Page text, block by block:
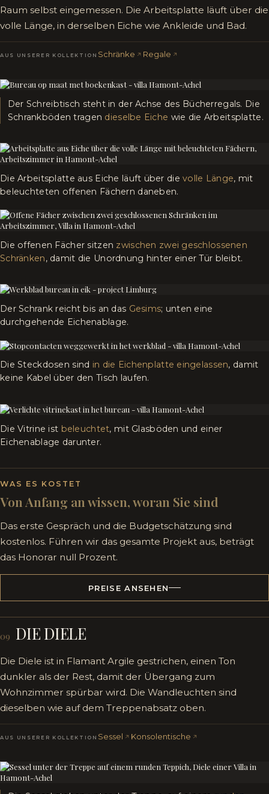
Raum selbst eingemessen. Die Arbeitsplatte läuft über die
volle Länge, in derselben Eiche wie Ankleide und Bad.
AUS UNSERER KOLLEKTION Schränke Regale
Der Schreibtisch steht in der Achse des Bücherregals. Die
Schrankböden tragen dieselbe Eiche wie die Arbeitsplatte.
Die Arbeitsplatte aus Eiche läuft über dievolle Länge, mit
beleuchteten offenen Fächern daneben.
Die offenen Fächer sitzen zwischen zwei geschlossenen
Schränken, damit die Unordnung hinter einer Tür bleibt.
Der Schrank reicht bis an das Gesims; unten eine
durchgehende Eichenablage.
Die Steckdosen sind in die Eichenplatte eingelassen, damit
keine Kabel über den Tisch laufen.
Die Vitrine ist beleuchtet, mit Glasböden und einer
Eichenablage darunter.
WAS ES KOSTET
Von Anfang an wissen, woran Sie sind
Das erste Gespräch und die Budgetschätzung sind
kostenlos. Führen wir das gesamte Projekt aus, beträgt
das Honorar null Prozent.
PREISE ANSEHEN
09 DIE DIELE
Die Diele ist in Flamant Argile gestrichen, einen Ton
dunkler als der Rest, damit der Übergang zum
Wohnzimmer spürbar wird. Die Wandleuchten sind
dieselben wie auf dem Treppenabsatz oben.
AUS UNSERER KOLLEKTION Sessel Konsolentische